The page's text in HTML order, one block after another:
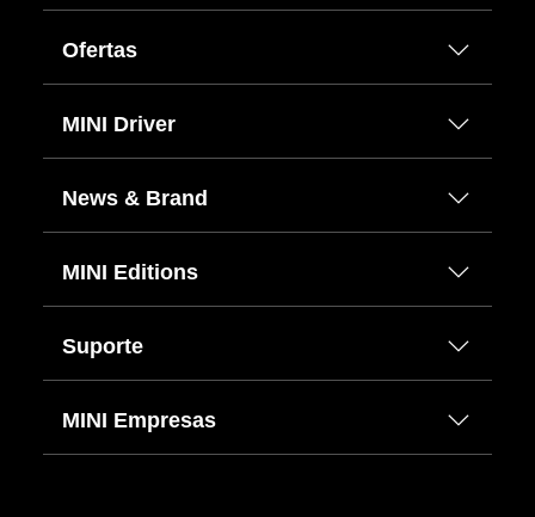
Ofertas
MINI Driver
News & Brand
MINI Editions
Suporte
MINI Empresas